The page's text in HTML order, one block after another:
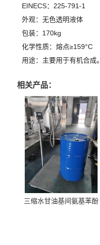
EINECS：225-791-1
外观：无色透明液体
包装：170kg
化学性质：熔点≥159°C
用途：主要用于有机合成。
相关产品：
三缩水甘油基间氨基苯酚